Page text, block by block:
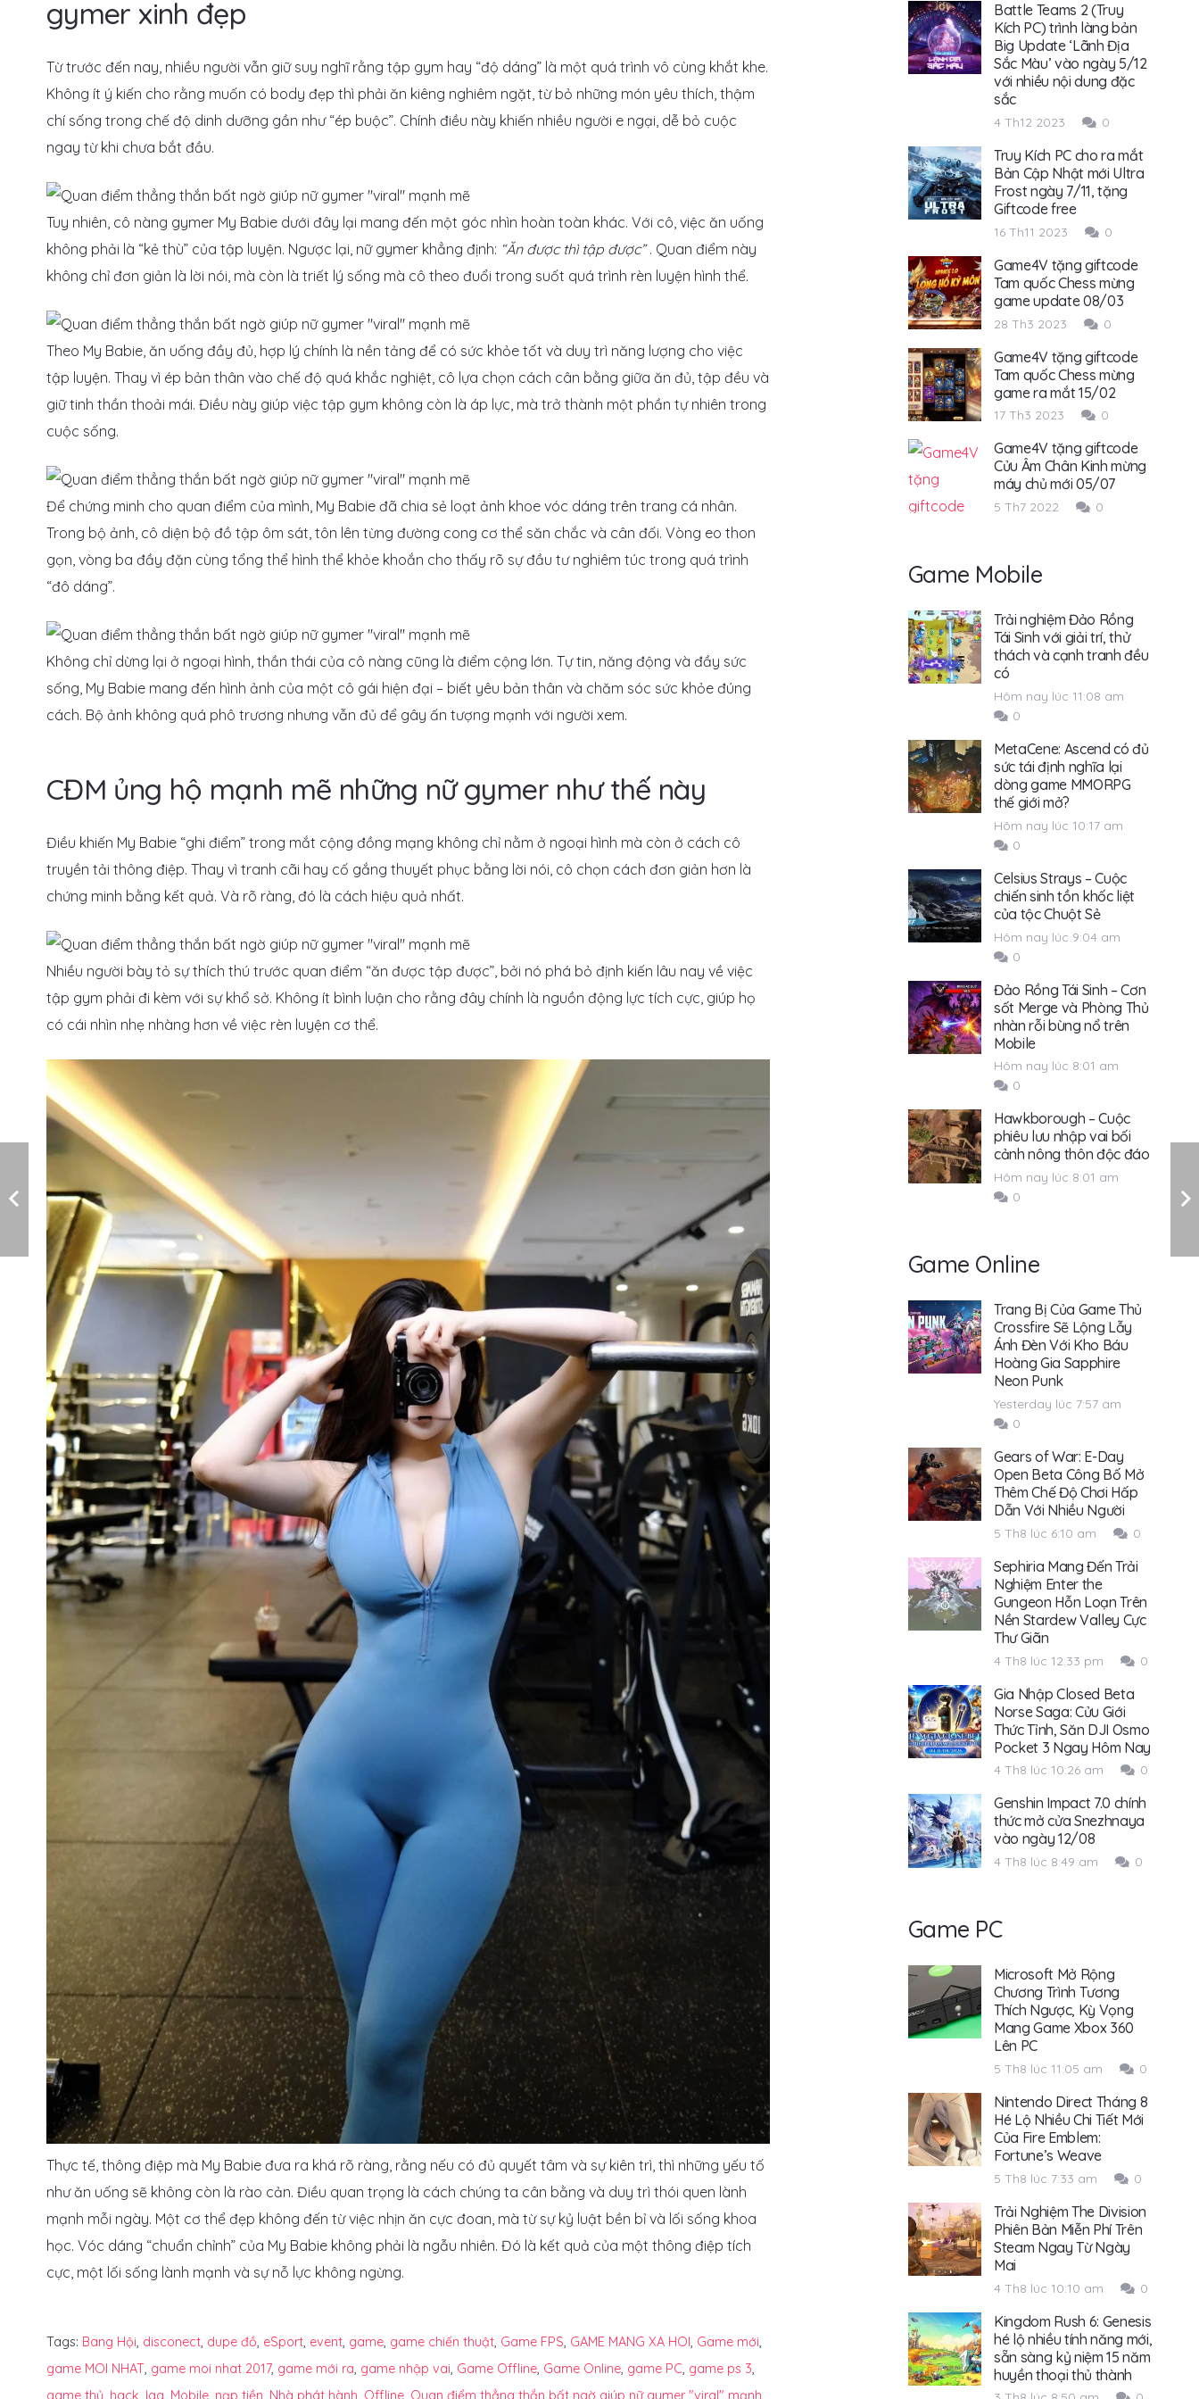
gymer xinh đẹp
Từ trước đến nay, nhiều người vẫn giữ suy nghĩ rằng tập gym hay “độ dáng” là một quá trình vô cùng khắt khe.
Không ít ý kiến cho rằng muốn có body đẹp thì phải ăn kiêng nghiêm ngặt, từ bỏ những món yêu thích, thậm
chí sống trong chế độ dinh dưỡng gần như “ép buộc”. Chính điều này khiến nhiều người e ngại, dễ bỏ cuộc
ngay từ khi chưa bắt đầu.
Tuy nhiên, cô nàng gymer My Babie dưới đây lại mang đến một góc nhìn hoàn toàn khác. Với cô, việc ăn uống
không phải là “kẻ thù” của tập luyện. Ngược lại, nữ gymer khẳng định: “Ăn được thì tập được”. Quan điểm này
không chỉ đơn giản là lời nói, mà còn là triết lý sống mà cô theo đuổi trong suốt quá trình rèn luyện hình thể.
Theo My Babie, ăn uống đầy đủ, hợp lý chính là nền tảng để có sức khỏe tốt và duy trì năng lượng cho việc
tập luyện. Thay vì ép bản thân vào chế độ quá khắc nghiệt, cô lựa chọn cách cân bằng giữa ăn đủ, tập đều và
giữ tinh thần thoải mái. Điều này giúp việc tập gym không còn là áp lực, mà trở thành một phần tự nhiên trong
cuộc sống.
Để chứng minh cho quan điểm của mình, My Babie đã chia sẻ loạt ảnh khoe vóc dáng trên trang cá nhân.
Trong bộ ảnh, cô diện bộ đồ tập ôm sát, tôn lên từng đường cong cơ thể săn chắc và cân đối. Vòng eo thon
gọn, vòng ba đầy đặn cùng tổng thể hình thể khỏe khoắn cho thấy rõ sự đầu tư nghiêm túc trong quá trình
“đô dáng”.
Không chỉ dừng lại ở ngoại hình, thần thái của cô nàng cũng là điểm cộng lớn. Tự tin, năng động và đầy sức
sống, My Babie mang đến hình ảnh của một cô gái hiện đại – biết yêu bản thân và chăm sóc sức khỏe đúng
cách. Bộ ảnh không quá phô trương nhưng vẫn đủ để gây ấn tượng mạnh với người xem.
CĐM ủng hộ mạnh mẽ những nữ gymer như thế này
Điều khiến My Babie “ghi điểm” trong mắt cộng đồng mạng không chỉ nằm ở ngoại hình mà còn ở cách cô
truyền tải thông điệp. Thay vì tranh cãi hay cố gắng thuyết phục bằng lời nói, cô chọn cách đơn giản hơn là
chứng minh bằng kết quả. Và rõ ràng, đó là cách hiệu quả nhất.
Nhiều người bày tỏ sự thích thú trước quan điểm “ăn được tập được”, bởi nó phá bỏ định kiến lâu nay về việc
tập gym phải đi kèm với sự khổ sở. Không ít bình luận cho rằng đây chính là nguồn động lực tích cực, giúp họ
có cái nhìn nhẹ nhàng hơn về việc rèn luyện cơ thể.
Thực tế, thông điệp mà My Babie đưa ra khá rõ ràng, rằng nếu có đủ quyết tâm và sự kiên trì, thì những yếu tố
như ăn uống sẽ không còn là rào cản. Điều quan trọng là cách chúng ta cân bằng và duy trì thói quen lành
mạnh mỗi ngày. Một cơ thể đẹp không đến từ việc nhịn ăn cực đoan, mà từ sự kỷ luật bền bỉ và lối sống khoa
học. Vóc dáng “chuẩn chỉnh” của My Babie không phải là ngẫu nhiên. Đó là kết quả của một thông điệp tích
cực, một lối sống lành mạnh và sự nỗ lực không ngừng.
Tags: Bang Hội, disconect, dupe đồ, eSport, event, game, game chiến thuật, Game FPS, GAME MANG XA HOI, Game mới,
game MOI NHAT, game moi nhat 2017, game mới ra, game nhập vai, Game Offline, Game Online, game PC, game ps 3,
game thủ hack lag Mobile nạp tiền Nhà phát hành Offline Quan điểm thẳng thắn bất ngờ giúp nữ gymer "viral" mạnh
Battle Teams 2 (Truy
Kích PC) trình làng bản
Big Update ‘Lãnh Địa
Sắc Màu’ vào ngày 5/12
với nhiều nội dung đặc
sắc
4 Th12 2023 0
Truy Kích PC cho ra mắt
Bản Cập Nhật mới Ultra
Frost ngày 7/11, tặng
Giftcode free
16 Th11 2023 0
Game4V tặng giftcode
Tam quốc Chess mừng
game update 08/03
28 Th3 2023 0
Game4V tặng giftcode
Tam quốc Chess mừng
game ra mắt 15/02
17 Th3 2023 0
Game4V tặng giftcode
Cửu Âm Chân Kinh mừng
máy chủ mới 05/07
5 Th7 2022 0
Game Mobile
Trải nghiệm Đảo Rồng
Tái Sinh với giải trí, thử
thách và cạnh tranh đều
có
Hôm nay lúc 11:08 am
0
MetaCene: Ascend có đủ
sức tái định nghĩa lại
dòng game MMORPG
thế giới mở?
Hôm nay lúc 10:17 am
0
Celsius Strays – Cuộc
chiến sinh tồn khốc liệt
của tộc Chuột Sẻ
Hôm nay lúc 9:04 am
0
Đảo Rồng Tái Sinh – Cơn
sốt Merge và Phòng Thủ
nhàn rỗi bùng nổ trên
Mobile
Hôm nay lúc 8:01 am
0
Hawkborough – Cuộc
phiêu lưu nhập vai bối
cảnh nông thôn độc đáo
Hôm nay lúc 8:01 am
0
Game Online
Trang Bị Của Game Thủ
Crossfire Sẽ Lộng Lẫy
Ánh Đèn Với Kho Báu
Hoàng Gia Sapphire
Neon Punk
Yesterday lúc 7:57 am
0
Gears of War: E-Day
Open Beta Công Bố Mở
Thêm Chế Độ Chơi Hấp
Dẫn Với Nhiều Người
5 Th8 lúc 6:10 am 0
Sephiria Mang Đến Trải
Nghiệm Enter the
Gungeon Hỗn Loạn Trên
Nền Stardew Valley Cực
Thư Giãn
4 Th8 lúc 12:33 pm 0
Gia Nhập Closed Beta
Norse Saga: Cửu Giới
Thức Tỉnh, Săn DJI Osmo
Pocket 3 Ngay Hôm Nay
4 Th8 lúc 10:26 am 0
Genshin Impact 7.0 chính
thức mở cửa Snezhnaya
vào ngày 12/08
4 Th8 lúc 8:49 am 0
Game PC
Microsoft Mở Rộng
Chương Trình Tương
Thích Ngược, Kỳ Vọng
Mang Game Xbox 360
Lên PC
5 Th8 lúc 11:05 am 0
Nintendo Direct Tháng 8
Hé Lộ Nhiều Chi Tiết Mới
Của Fire Emblem:
Fortune’s Weave
5 Th8 lúc 7:33 am 0
Trải Nghiệm The Division
Phiên Bản Miễn Phí Trên
Steam Ngay Từ Ngày
Mai
4 Th8 lúc 10:10 am 0
Kingdom Rush 6: Genesis
hé lộ nhiều tính năng mới,
sẵn sàng kỷ niệm 15 năm
huyền thoại thủ thành